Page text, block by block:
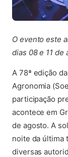
O evento este
dias 08 e 11 de
A 78ª edição
Agronomia
participação
acontece em
de agosto. A
noite da última
diversas